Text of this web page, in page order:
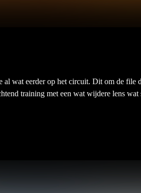
al wat eerder op het circuit. Dit om de
training met een wat wijdere lens